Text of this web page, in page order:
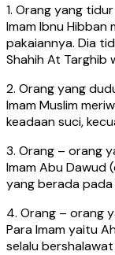
1. Orang yang
Imam Ibnu Hibban
pakaiannya. Dia
Shahih At Targhib
2. Orang yang
Imam Muslim
keadaan suci,
3. Orang – orang
Imam Abu Dawud
yang berada pada
4. Orang – orang
Para Imam yaitu
selalu